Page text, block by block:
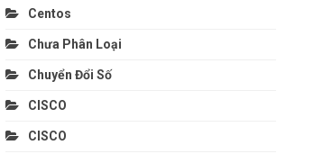
Centos
Chưa Phân Loại
Chuyển Đổi Số
CISCO
CISCO